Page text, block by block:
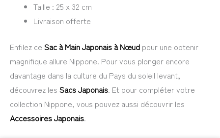
Taille : 25 x 32 cm
Livraison offerte
Enfilez ce Sac à Main Japonais à Nœud pour une obtenir
magnifique allure Nippone. Pour vous plonger encore
davantage dans la culture du Pays du soleil levant,
découvrez les Sacs Japonais. Et pour compléter votre
collection Nippone, vous pouvez aussi découvrir les
Accessoires Japonais.